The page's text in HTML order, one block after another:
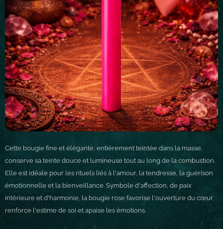
Cette bougie fine et élégante, entièrement teintée dans la masse,
conserve sa teinte douce et lumineuse tout au long de la combustion.
Elle est idéale pour les rituels liés à l'amour, la tendresse, la guérison
émotionnelle et la bienveillance. Symbole d'affection, de paix
intérieure et d'harmonie, la bougie rose favorise l'ouverture du cœur,
renforce l'estime de soi et apaise les émotions.